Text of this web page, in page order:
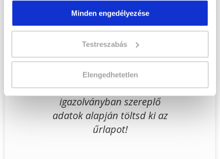
Minden engedélyezése
Testreszabás
Elengedhetetlen
hogy eljuttathassuk Hozzád
INGYENES és MINDEN
MENTES tájékoztató
anyagunkat!
Kérjük, hogy a személyi
igazolványban szereplő
adatok alapján töltsd ki az
űrlapot!